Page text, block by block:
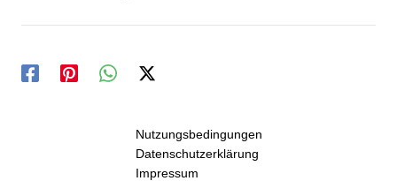
Nutzungsbedingungen
Datenschutzerklärung
Impressum